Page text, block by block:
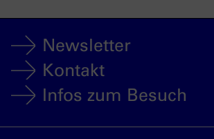
Newsletter
Kontakt
Infos zum Besuch